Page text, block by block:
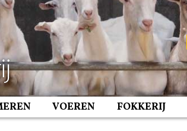
VOEREN FOKKERIJ